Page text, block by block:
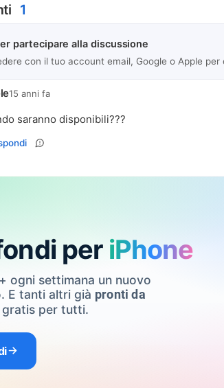
1
partecipare alla discussione
con il tuo account email, Google o Apple per
15 anni fa
saranno disponibili???
per iPhone
ogni settimana un nuovo
E tanti altri già pronti da
gratis per tutti.